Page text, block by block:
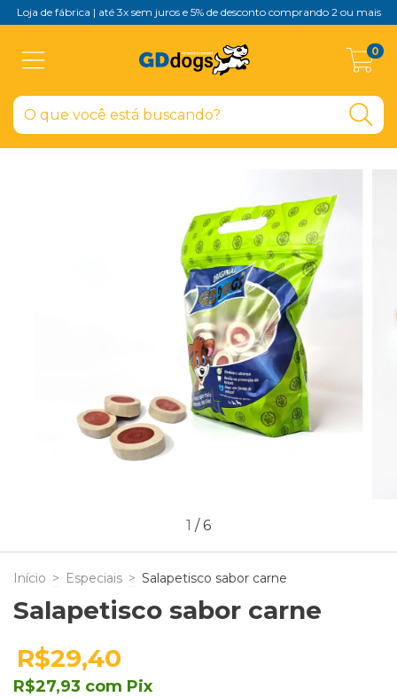
Loja de fábrica | até 3x sem juros e 5% de desconto comprando 2 ou mais
0
1 /6
Início > Especiais > Salapetisco sabor carne
Salapetisco sabor carne
R$29,40
R$27,93 com Pix